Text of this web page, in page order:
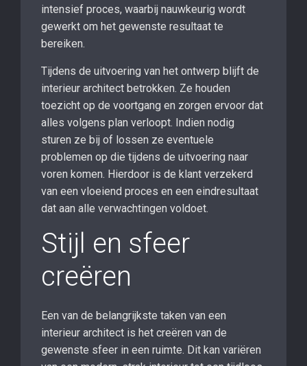
intensief proces, waarbij nauwkeurig wordt
gewerkt om het gewenste resultaat te
bereiken.
Tijdens de uitvoering van het ontwerp blijft de
interieur architect betrokken. Ze houden
toezicht op de voortgang en zorgen ervoor dat
alles volgens plan verloopt. Indien nodig
sturen ze bij of lossen ze eventuele
problemen op die tijdens de uitvoering naar
voren komen. Hierdoor is de klant verzekerd
van een vloeiend proces en een eindresultaat
dat aan alle verwachtingen voldoet.
Stijl en sfeer
creëren
Een van de belangrijkste taken van een
interieur architect is het creëren van de
gewenste sfeer in een ruimte. Dit kan variëren